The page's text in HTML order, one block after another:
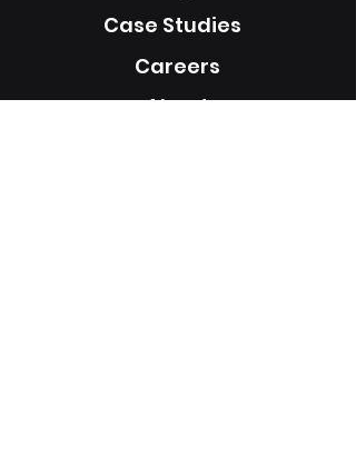
Case Studies
Careers
About